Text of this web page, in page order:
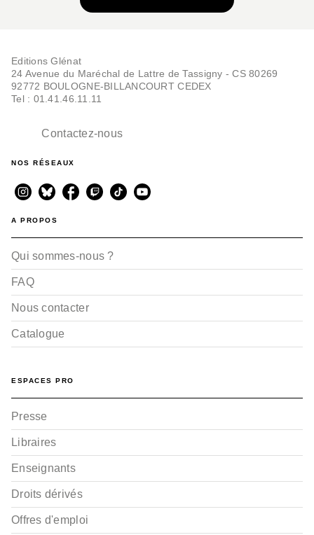
Editions Glénat
24 Avenue du Maréchal de Lattre de Tassigny - CS 80269
92772 BOULOGNE-BILLANCOURT CEDEX
Tel : 01.41.46.11.11
Contactez-nous
NOS RÉSEAUX
A PROPOS
Qui sommes-nous ?
FAQ
Nous contacter
Catalogue
ESPACES PRO
Presse
Libraires
Enseignants
Droits dérivés
Offres d'emploi